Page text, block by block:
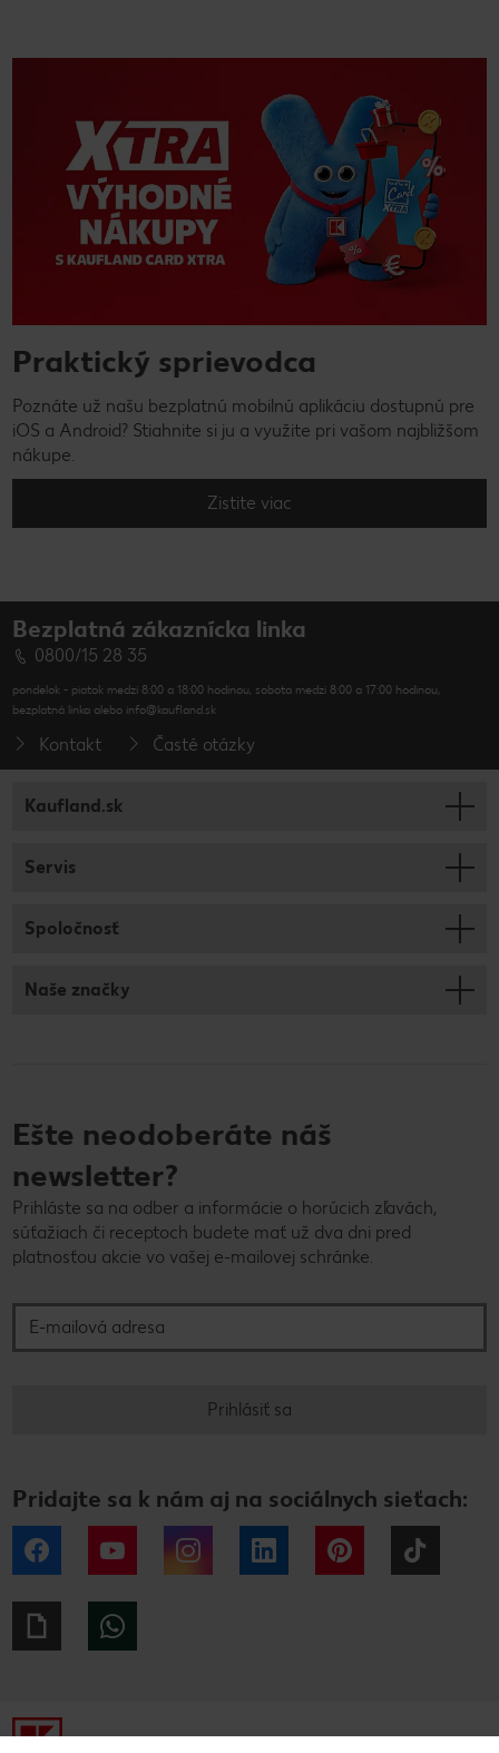
Praktický sprievodca
Poznáte už našu bezplatnú mobilnú aplikáciu dostupnú pre
iOS a Android? Stiahnite si ju a využite pri vašom najbližšom
nákupe.
Zistite viac
Bezplatná zákaznícka linka
0800/15 28 35
pondelok - piatok medzi 8:00 a 18:00 hodinou, sobota medzi 8:00 a 17:00 hodinou,
bezplatná linka alebo info@kaufland.sk
Kontakt Časté otázky
Kaufland.sk
Servis
Spoločnosť
Naše značky
Ešte neodoberáte náš
newsletter?
Prihláste sa na odber a informácie o horúcich zľavách,
súťažiach či receptoch budete mať už dva dni pred
platnosťou akcie vo vašej e-mailovej schránke.
Prihlásiť sa
Pridajte sa k nám aj na sociálnych sieťach:
Facebook YouTube Instagram LinkedIn Pinterest
Giphy